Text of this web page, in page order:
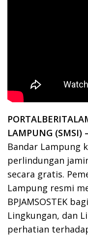
LAMPUNG (SMSI)
Bandar Lampung
perlindungan
secara gratis.
Lampung resmi
BPJAMSOSTEK
Lingkungan, dan
perhatian